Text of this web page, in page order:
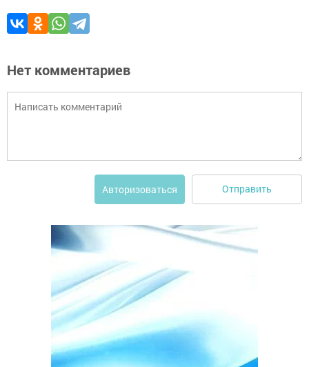
Нет комментариев
Авторизоваться Отправить